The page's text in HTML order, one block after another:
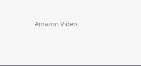
Amazon Video